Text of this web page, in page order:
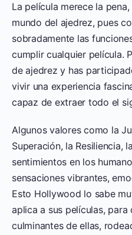
La película merece la
mundo del ajedrez, pues
sobradamente las
cumplir cualquier película.
de ajedrez y has
vivir una experiencia
capaz de extraer todo el
Algunos valores como la
Superación, la Resiliencia,
sentimientos en los
sensaciones vibrantes,
Esto Hollywood lo sabe
aplica a sus películas,
culminantes de ellas,